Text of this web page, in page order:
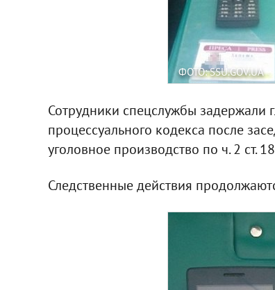
ФОТО: SSU.GOV.UA
Сотрудники спецслужбы задержали
процессуального кодекса после
уголовное производство по ч. 2 ст.
Следственные действия